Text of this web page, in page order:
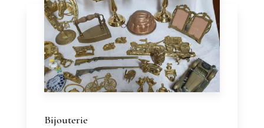
Bijouterie